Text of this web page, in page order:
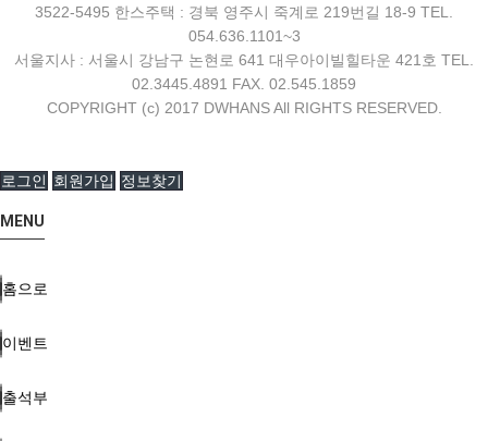
3522-5495 한스주택 : 경북 영주시 죽계로 219번길 18-9 TEL.
054.636.1101~3
서울지사 : 서울시 강남구 논현로 641 대우아이빌힐타운 421호 TEL.
02.3445.4891 FAX. 02.545.1859
COPYRIGHT (c) 2017 DWHANS All RIGHTS RESERVED.
로그인 회원가입 정보찾기
MENU
홈으로
이벤트
출석부